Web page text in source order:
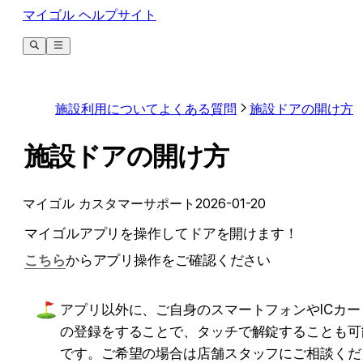
マイゴル ヘルプサイト
施設利用についてよくある質問 施設ドアの開け方
施設ドアの開け方
マイゴル カスタマーサポート 2026-01-20
マイゴルアプリを操作してドアを開けます！
こちらからアプリ操作をご確認ください
アプリ以外に、ご自身のスマートフォンやICカ
の登録をすることで、タッチで解錠することも
です。ご希望の場合は店舗スタッフにご相談く